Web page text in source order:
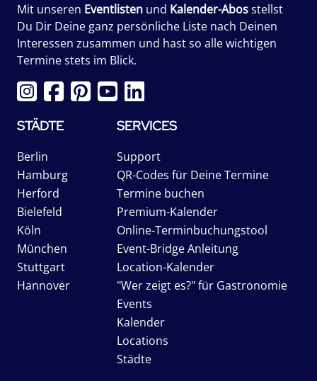
Mit unseren Eventlisten und Kalender-Abosstellst
Du Dir Deine ganz persönliche Liste nach Deinen
Interessen zusammen und hast so alle wichtigen
Termine stets im Blick.
STÄDTE
Berlin
Hamburg
Herford
Bielefeld
Köln
München
Stuttgart
Hannover
SERVICES
Support
QR-Codes für Deine Termine
Termine buchen
Premium-Kalender
Online-Terminbuchungstool
Event-Bridge Anleitung
Location-Kalender
"Wer zeigt es?" für Gastronomie
Events
Kalender
Locations
Städte